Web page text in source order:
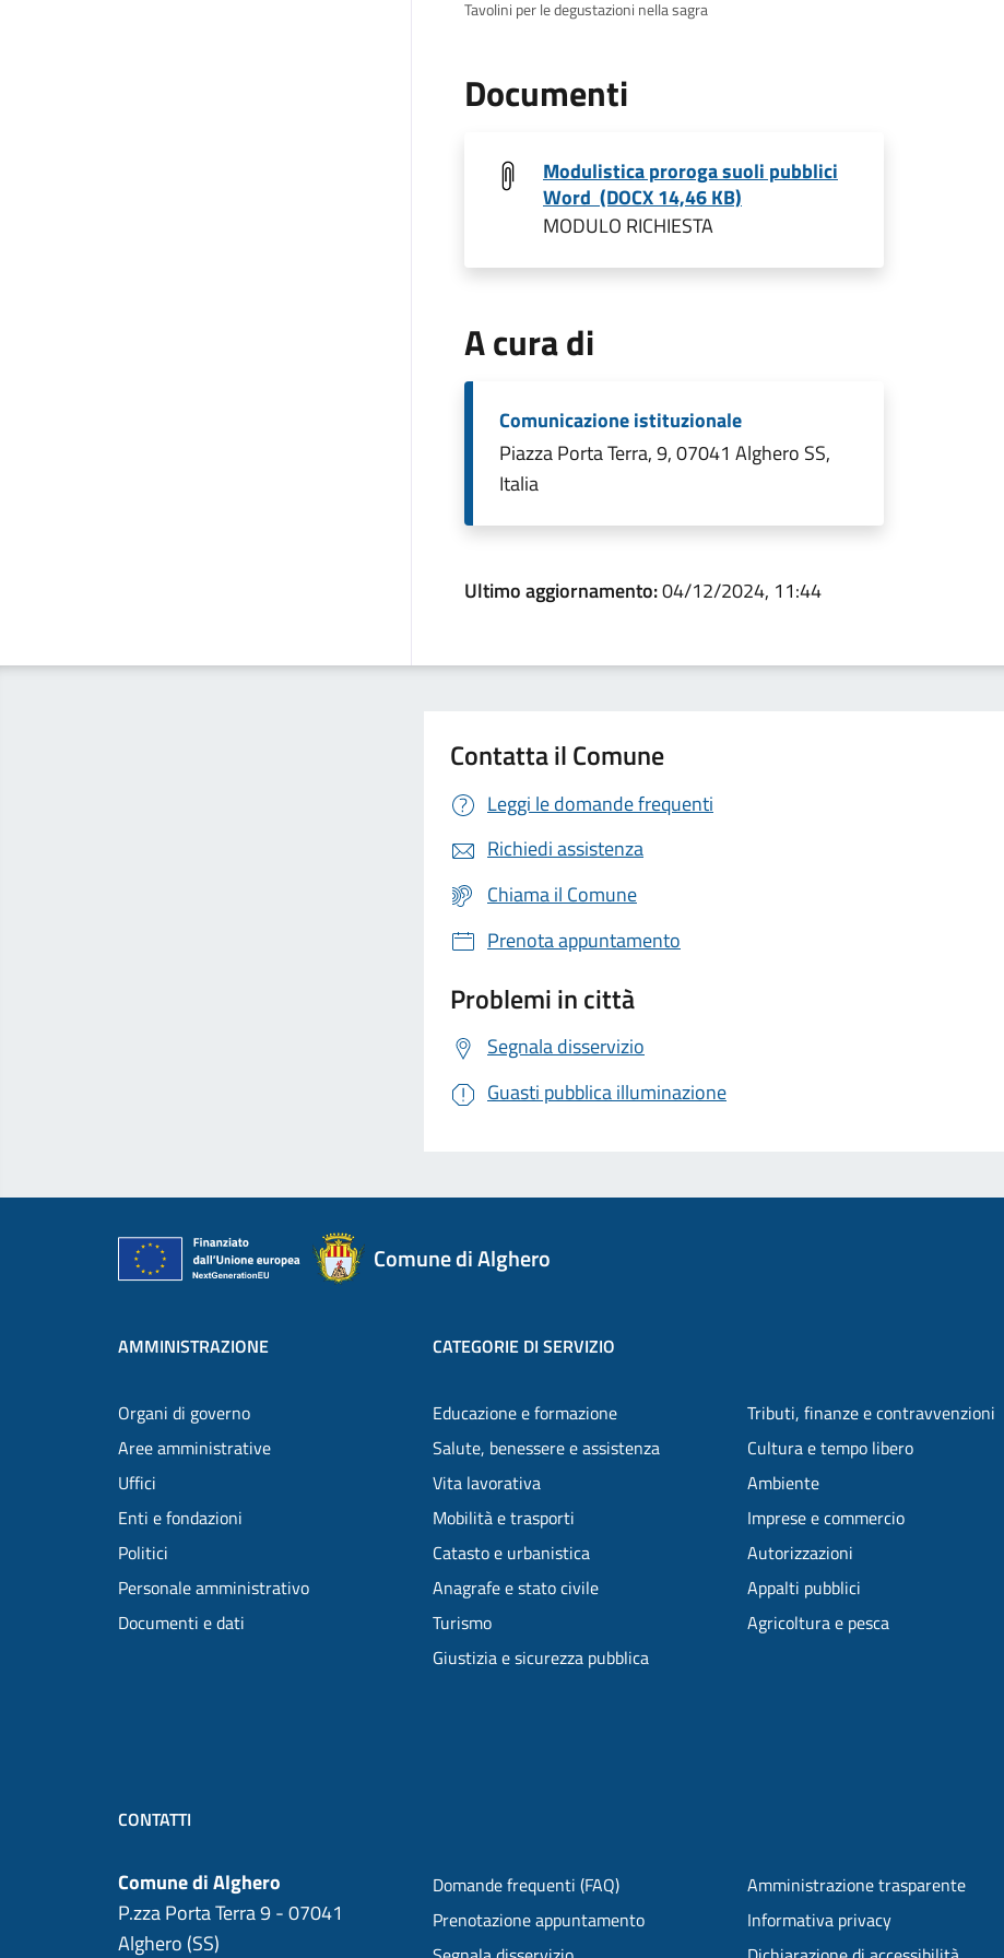
Tavolini per le degustazioni nella sagra
Documenti
Modulistica proroga suoli pubblici
Word (DOCX 14,46 KB)
MODULO RICHIESTA
A cura di
Comunicazione istituzionale
Piazza Porta Terra, 9, 07041 Alghero SS,
Italia
Ultimo aggiornamento:04/12/2024, 11:44
Contatta il Comune
Leggi le domande frequenti
Richiedi assistenza
Chiama il Comune
Prenota appuntamento
Problemi in città
Segnala disservizio
Guasti pubblica illuminazione
Comune di Alghero
AMMINISTRAZIONE
Organi di governo
Aree amministrative
Uffici
Enti e fondazioni
Politici
Personale amministrativo
Documenti e dati
CATEGORIE DI SERVIZIO
Educazione e formazione
Salute, benessere e assistenza
Vita lavorativa
Mobilità e trasporti
Catasto e urbanistica
Anagrafe e stato civile
Turismo
Giustizia e sicurezza pubblica
Tributi, finanze e contravvenzioni
Cultura e tempo libero
Ambiente
Imprese e commercio
Autorizzazioni
Appalti pubblici
Agricoltura e pesca
CONTATTI
Comune di Alghero
P.zza Porta Terra 9 - 07041
Alghero (SS)
Domande frequenti (FAQ)
Prenotazione appuntamento
Amministrazione trasparente
Informativa privacy